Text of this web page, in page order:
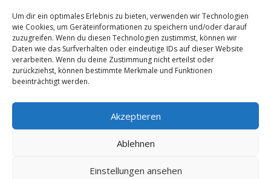
Um dir ein optimales Erlebnis zu bieten, verwenden wir Technologien
wie Cookies, um Geräteinformationen zu speichern und/oder darauf
zuzugreifen. Wenn du diesen Technologien zustimmst, können wir
Daten wie das Surfverhalten oder eindeutige IDs auf dieser Website
verarbeiten. Wenn du deine Zustimmung nicht erteilst oder
zurückziehst, können bestimmte Merkmale und Funktionen
beeinträchtigt werden.
Akzeptieren
Ablehnen
Einstellungen ansehen
Widerruf für digitale Inhalte
Zahlungsweisen
Versand & Lieferung
Startseite/Poster/ KKs Priest signiertes Poster 2023
©[2024] Music-on-the-Line GBR, Köln - Alle Rechte vorbehalten: dies